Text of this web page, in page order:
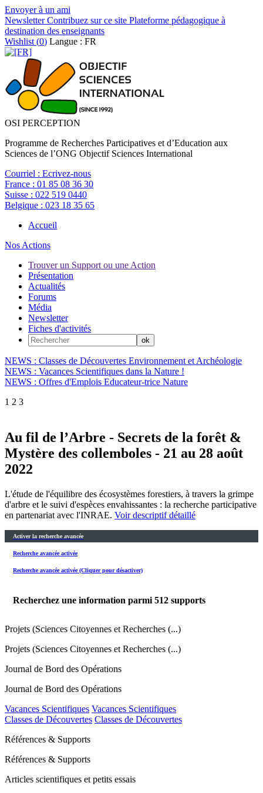
Envoyer à un ami
NewsletterContribuez sur ce site Plateforme pédagogique à
destination des enseignants
Wishlist (0) Langue : FR
OSI PERCEPTION
Programme de Recherches Participatives et d’Education aux
Sciences de l’ONG Objectif Sciences International
Courriel : Ecrivez-nous
France : 01 85 08 36 30
Suisse : 022 519 0440
Belgique : 023 18 35 65
Accueil
Nos Actions
Trouver un Support ou une Action
Présentation
Actualités
Forums
Média
Newsletter
Fiches d'activités
NEWS : Classes de Découvertes Environnement et Archéologie
NEWS : Vacances Scientifiques dans la Nature !
NEWS : Offres d'Emplois Educateur-trice Nature
1 2 3
Au fil de l’Arbre - Secrets de la forêt &
Mystère des collemboles - 21 au 28 août
2022
L'étude de l'équilibre des écosystèmes forestiers, à travers la grimpe
d'arbre et le suivi d'espèces envahissantes : la recherche participative
en partenariat avec l'INRAE. Voir descriptif détaillé
Activer la recherche avancée
Recherche avancée activée
Recherche avancée activée (Cliquer pour désactiver)
Recherchez une information parmi 512 supports
Projets (Sciences Citoyennes et Recherches (...)
Projets (Sciences Citoyennes et Recherches (...)
Journal de Bord des Opérations
Journal de Bord des Opérations
Vacances Scientifiques Vacances Scientifiques
Classes de Découvertes Classes de Découvertes
Références & Supports
Références & Supports
Articles scientifiques et petits essais